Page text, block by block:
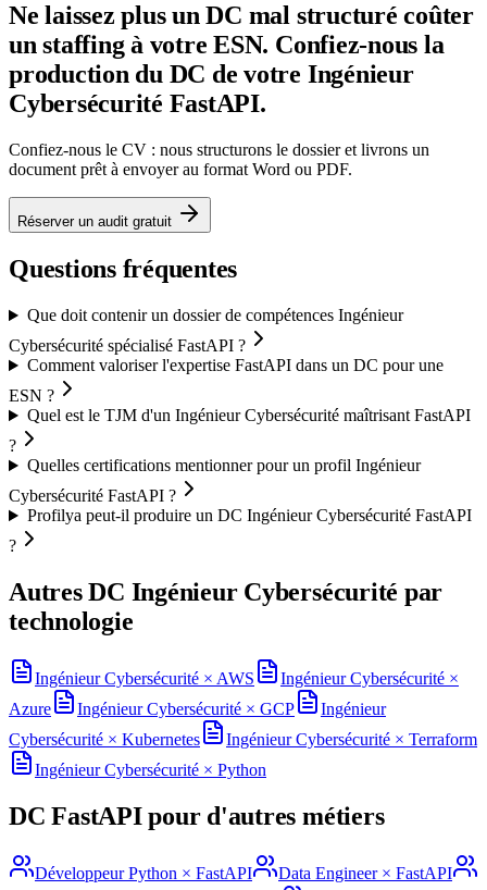
Ne laissez plus un DC mal structuré coûter
un staffing à votre ESN. Confiez-nous la
production du DC de votre Ingénieur
Cybersécurité FastAPI.
Confiez-nous le CV : nous structurons le dossier et livrons un
document prêt à envoyer au format Word ou PDF.
Réserver un audit gratuit
Questions fréquentes
Que doit contenir un dossier de compétences Ingénieur
Cybersécurité spécialisé FastAPI ?
Comment valoriser l'expertise FastAPI dans un DC pour une
ESN ?
Quel est le TJM d'un Ingénieur Cybersécurité maîtrisant FastAPI
?
Quelles certifications mentionner pour un profil Ingénieur
Cybersécurité FastAPI ?
Profilya peut-il produire un DC Ingénieur Cybersécurité FastAPI
?
Autres DC Ingénieur Cybersécurité par
technologie
Ingénieur Cybersécurité × AWS Ingénieur Cybersécurité ×
Azure
Ingénieur Cybersécurité × GCP
Ingénieur
Cybersécurité × Kubernetes Ingénieur Cybersécurité × Terraform
Ingénieur Cybersécurité × Python
DCFastAPIpour d'autres métiers
Développeur Python × FastAPI Data Engineer× FastAPI